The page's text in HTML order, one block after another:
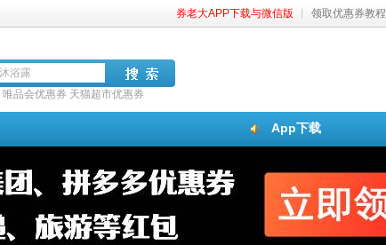
券老大APP下载与微信版 领取优惠券教程
唯品会优惠券 天猫超市优惠券
App下载